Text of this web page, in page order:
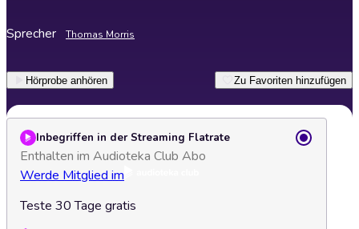
Sprecher Thomas Morris
Hörprobe anhören Zu Favoriten hinzufügen
Inbegriffen in der Streaming Flatrate
Enthalten im Audioteka Club Abo
Werde Mitglied im
Teste 30 Tage gratis